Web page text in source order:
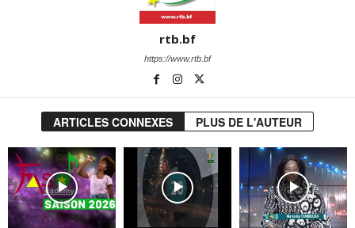
rtb.bf
https://www.rtb.bf
ARTICLES CONNEXES PLUS DE L'AUTEUR